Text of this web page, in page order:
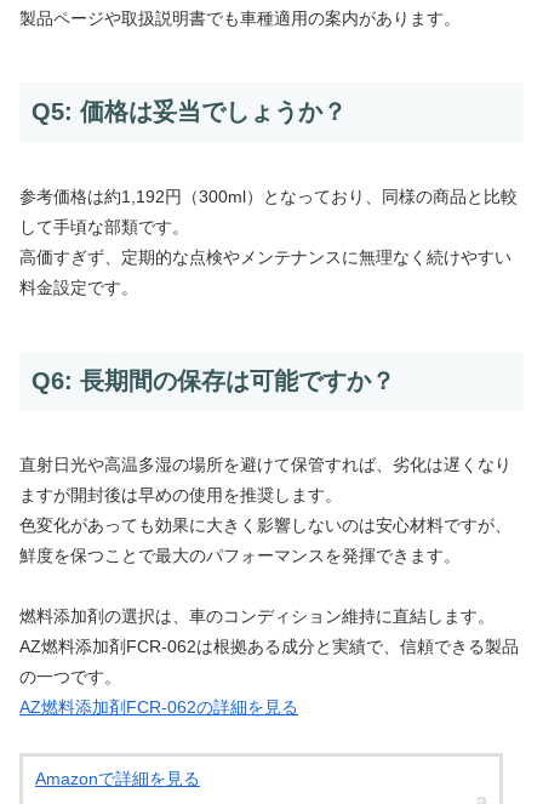
製品ページや取扱説明書でも車種適用の案内があります。
Q5: 価格は妥当でしょうか？
参考価格は約1,192円（300ml）となっており、同様の商品と比較
して手頃な部類です。
高価すぎず、定期的な点検やメンテナンスに無理なく続けやすい
料金設定です。
Q6: 長期間の保存は可能ですか？
直射日光や高温多湿の場所を避けて保管すれば、劣化は遅くなり
ますが開封後は早めの使用を推奨します。
色変化があっても効果に大きく影響しないのは安心材料ですが、
鮮度を保つことで最大のパフォーマンスを発揮できます。
燃料添加剤の選択は、車のコンディション維持に直結します。
AZ燃料添加剤FCR-062は根拠ある成分と実績で、信頼できる製品
の一つです。
AZ燃料添加剤FCR-062の詳細を見る
Amazonで詳細を見る